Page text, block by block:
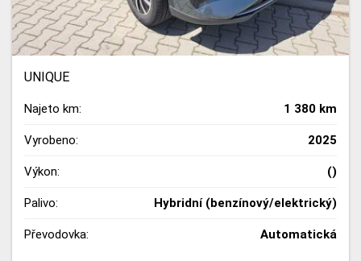
UNIQUE
Najeto km: 1 380 km
Vyrobeno: 2025
Výkon: ()
Palivo: Hybridní (benzínový/elektrický)
Převodovka: Automatická